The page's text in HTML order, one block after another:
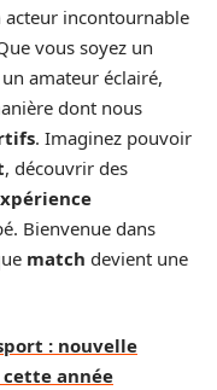
incontournable
vous soyez un
amateur éclairé,
dont nous
. Imaginez pouvoir
, découvrir des
Bienvenue dans
match devient une
: nouvelle
cette année